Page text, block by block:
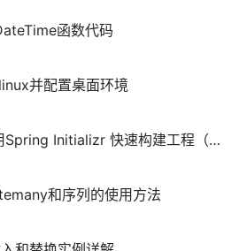
函数代码
并配置桌面环境
Initializr 快速构建工程（官方推荐）
和序列的使用方法